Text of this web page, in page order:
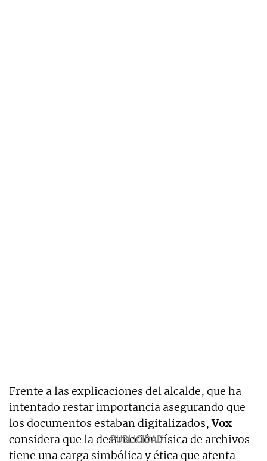
Frente a las explicaciones del alcalde, que ha
intentado restar importancia asegurando que
los documentos estaban digitalizados,Vox
considera que la destrucción física de archivos
tiene una carga simbólica y ética que atenta